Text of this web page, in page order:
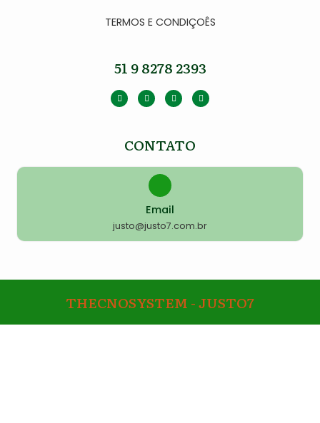
TERMOS E CONDIÇOÊS
51 9 8278 2393
CONTATO
Email
justo@justo7.com.br
THECNOSYSTEM - JUSTO7